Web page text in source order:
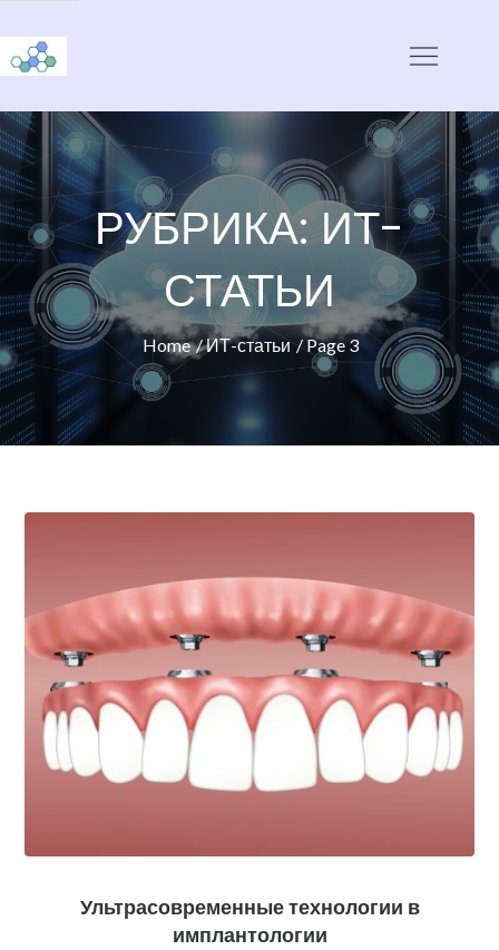
content
РУБРИКА:ИТ-
СТАТЬИ
Home ИТ-статьи Page 3
Ультрасовременные технологии в
имплантологии